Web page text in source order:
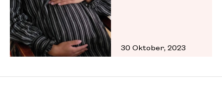
30 Oktober, 2023